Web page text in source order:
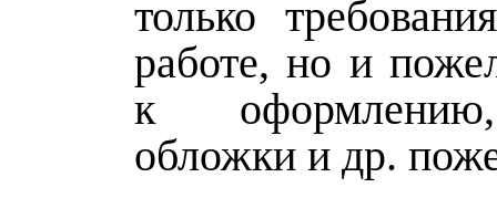
только
работе, но и
к
обложки и др.